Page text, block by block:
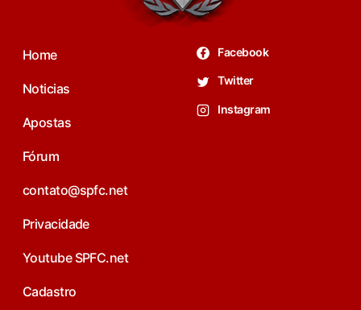
Home
Noticias
Apostas
Fórum
contato@spfc.net
Privacidade
Youtube SPFC.net
Cadastro
Facebook
Twitter
Instagram